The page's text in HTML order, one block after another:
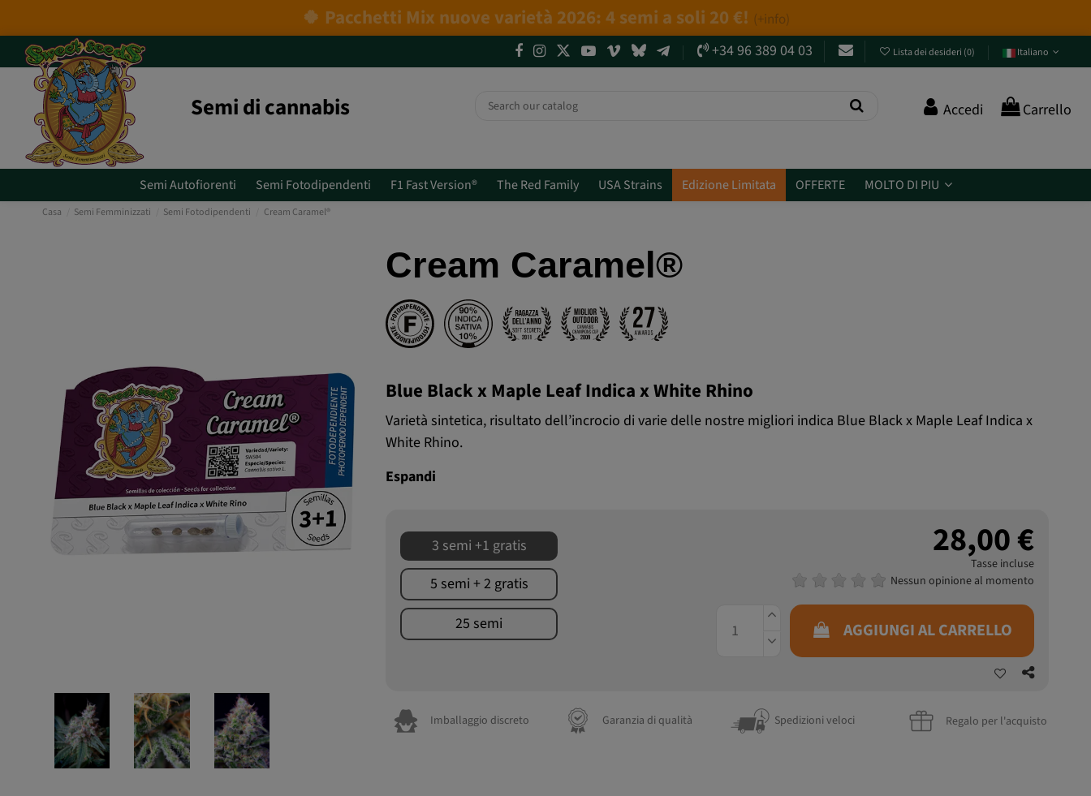
4 NUOVE EDIZIONI LIMITATE💣(+info)
+34 96 389 04 03
Lista dei desideri (0) Italiano
Semi di cannabis Accedi Carrello
Semi Autofiorenti Semi Fotodipendenti F1 Fast Version® The Red Family USA Strains Edizione Limitata OFFERTE MOLTO DI PIU
Casa Semi Femminizzati Semi Fotodipendenti Cream Caramel®
Cream Caramel®
Blue Black x Maple Leaf Indica x White Rhino
Varietà sintetica, risultato dell’incrocio di varie delle nostre migliori indica Blue Black x Maple Leaf Indica x
White Rhino.
Espandi
3 semi +1 gratis
5 semi + 2 gratis
25 semi
28,00 €
Tasse incluse
Nessun opinione al momento
AGGIUNGI AL CARRELLO
Imballaggio discreto Garanzia di qualità Spedizioni veloci Regalo per l'acquisto